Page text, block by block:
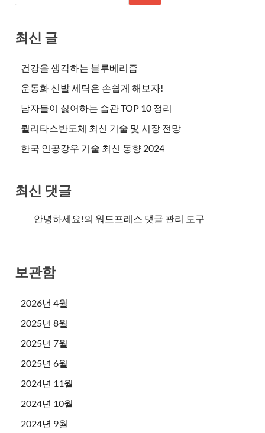
최신 글
건강을 생각하는 블루베리즙
운동화 신발 세탁은 손쉽게 해보자!
남자들이 싫어하는 습관 TOP 10 정리
퀄리타스반도체 최신 기술 및 시장 전망
한국 인공강우 기술 최신 동향 2024
최신 댓글
안녕하세요!의 워드프레스 댓글 관리 도구
보관함
2026년 4월
2025년 8월
2025년 7월
2025년 6월
2024년 11월
2024년 10월
2024년 9월